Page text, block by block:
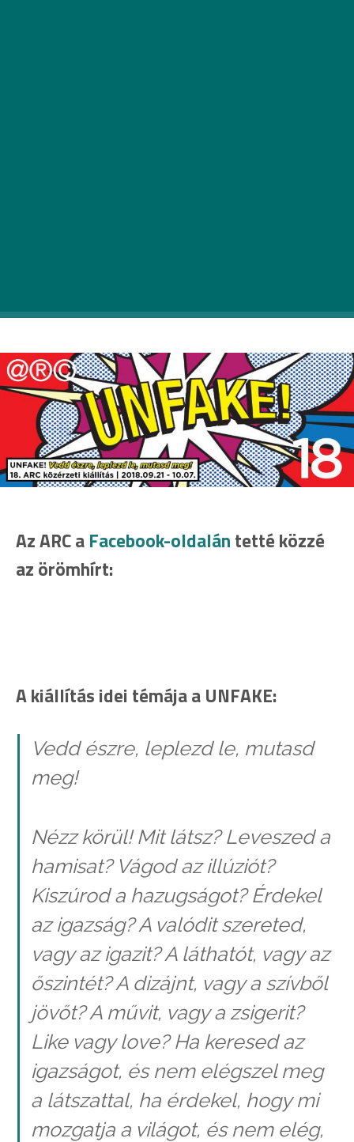
esemény.
Az ARC a Facebook-oldalán tetté közzé
az örömhírt:
A kiállítás idei témája a UNFAKE:
Vedd észre, leplezd le, mutasd
meg!
Nézz körül! Mit látsz? Leveszed a
hamisat? Vágod az illúziót?
Kiszúrod a hazugságot? Érdekel
az igazság? A valódit szereted,
vagy az igazit? A láthatót, vagy az
őszintét? A dizájnt, vagy a szívből
jövőt? A művit, vagy a zsigerit?
Like vagy love? Ha keresed az
igazságot, és nem elégszel meg
a látszattal, ha érdekel, hogy mi
mozgatja a világot, és nem elég,